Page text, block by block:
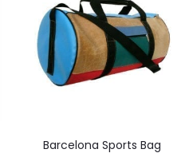
Barcelona Sports Bag